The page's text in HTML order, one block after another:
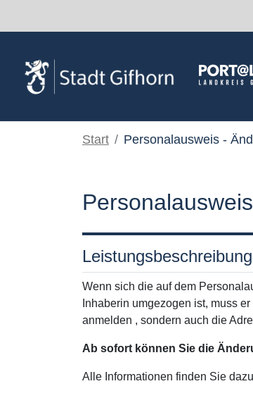
Start Personalausweis -
Leistungsbeschreibung
Wenn sich die auf dem
Inhaberin umgezogen ist, muss
anmelden , sondern auch die
Ab sofort können Sie die
Alle Informationen finden Sie